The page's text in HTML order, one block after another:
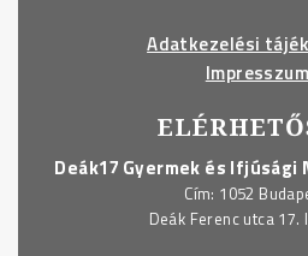
Adatkezelési
Impresszum
Deák17 Gyermek és Ifjúsági
Cím: 1052
Deák Ferenc utca 17.